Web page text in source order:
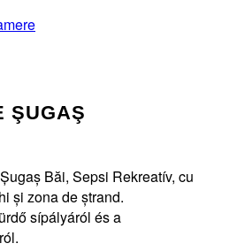
ŞUGAŞ
Băi, Sepsi Rekreatív, cu
și zona de ștrand.
sípályáról és a